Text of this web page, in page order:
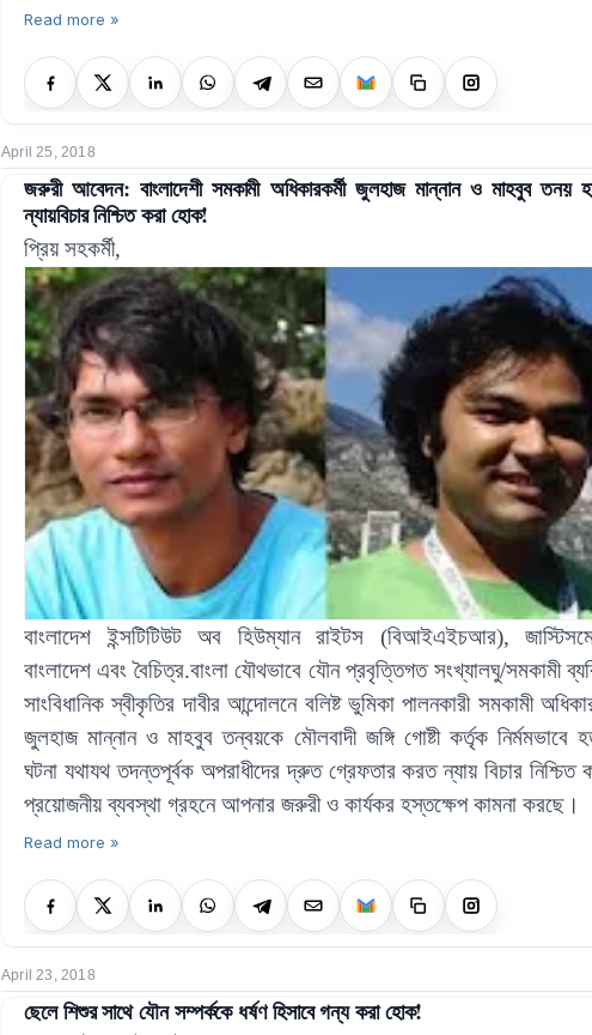
Read more »
April 25, 2018
জরুরী আবেদন: বাংলাদেশী সমকামী অধিকারকর্মী জুলহাজ মান্নান ও মাহবুব তনয়
ন্যায়বিচার নিশ্চিত করা হোক!
প্রিয় সহকর্মী,
বাংলাদেশ ইন্সটিটিউট অব হিউম্যান রাইটস (বিআইএইচআর),
বাংলাদেশ এবং বৈচিত্র.বাংলাযৌথভাবে যৌন প্রবৃত্তিগত সংখ্যালঘু/সমকামী
সাংবিধানিক স্বীকৃতির দাবীর আন্দোলনে বলিষ্ট ভুমিকা পালনকারী সমকামী
জুলহাজ মান্নান ও মাহবুব তন্বয়কে মৌলবাদী জঙ্গি গোষ্টী কর্তৃক নির্মমভাবে
ঘটনা যথাযথ তদন্তপূর্বক অপরাধীদের দ্রুত গ্রেফতার করত ন্যায় বিচার নিশ্চিত
প্রয়োজনীয় ব্যবস্থা গ্রহনে আপনার জরুরী ও কার্যকর হস্তক্ষেপ কামনা করছে ।
Read more »
April 23, 2018
ছেলে শিশুর সাথে যৌন সম্পর্ককে ধর্ষণ হিসাবে গন্য করা হোক!